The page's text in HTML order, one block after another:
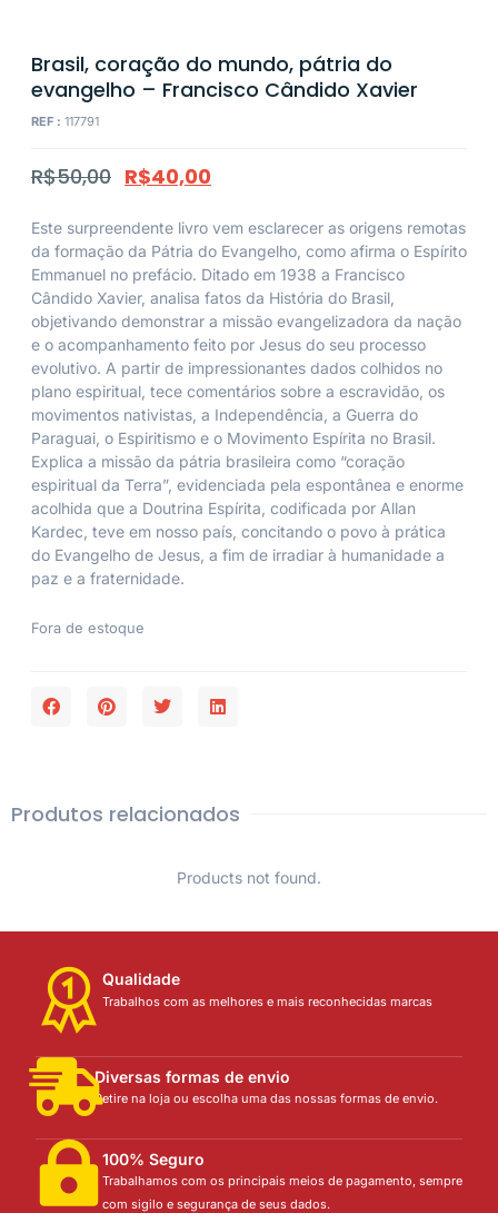
Brasil, coração do mundo, pátria do
evangelho – Francisco Cândido Xavier
REF : 117791
R$50,00 R$40,00
Este surpreendente livro vem esclarecer as origens remotas
da formação da Pátria do Evangelho, como afirma o Espírito
Emmanuel no prefácio. Ditado em 1938 a Francisco
Cândido Xavier, analisa fatos da História do Brasil,
objetivando demonstrar a missão evangelizadora da nação
e o acompanhamento feito por Jesus do seu processo
evolutivo. A partir de impressionantes dados colhidos no
plano espiritual, tece comentários sobre a escravidão, os
movimentos nativistas, a Independência, a Guerra do
Paraguai, o Espiritismo e o Movimento Espírita no Brasil.
Explica a missão da pátria brasileira como “coração
espiritual da Terra”, evidenciada pela espontânea e enorme
acolhida que a Doutrina Espírita, codificada por Allan
Kardec, teve em nosso país, concitando o povo à prática
do Evangelho de Jesus, a fim de irradiar à humanidade a
paz e a fraternidade.
Fora de estoque
Produtos relacionados
Products not found.
Qualidade
Trabalhos com as melhores e mais reconhecidas marcas
Diversas formas de envio
Retire na loja ou escolha uma das nossas formas de envio.
100% Seguro
Trabalhamos com os principais meios de pagamento, sempre
com sigilo e segurança de seus dados.